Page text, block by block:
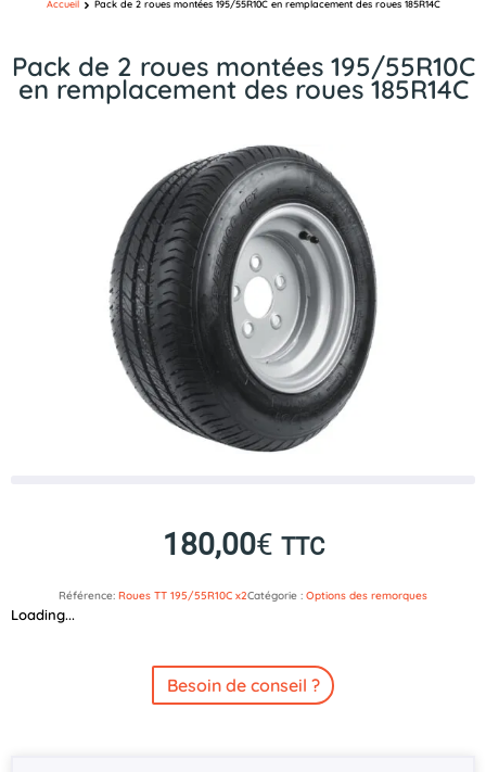
Pack de 2 roues montées 195/55R10C
en remplacement des roues 185R14C
Accueil Pack de 2 roues montées 195/55R10C en remplacement des roues 185R14C
180,00€ TTC
Référence: Roues TT 195/55R10C x2Catégorie : Options des remorques
Loading...
Besoin de conseil ?